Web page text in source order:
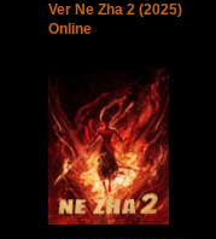
Ver Ne Zha 2 (2025)
Online